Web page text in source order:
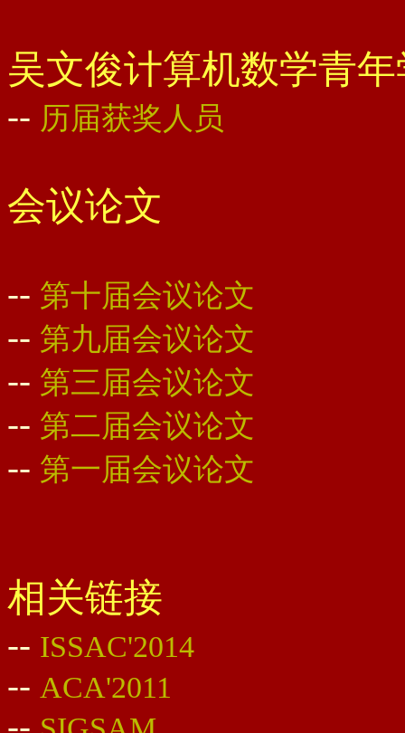
吴文俊计算机数学青
-- 历届获奖人员
会议论文
-- 第十届会议论文
-- 第九届会议论文
-- 第三届会议论文
-- 第二届会议论文
-- 第一届会议论文
相关链接
-- ISSAC'2014
-- ACA'2011